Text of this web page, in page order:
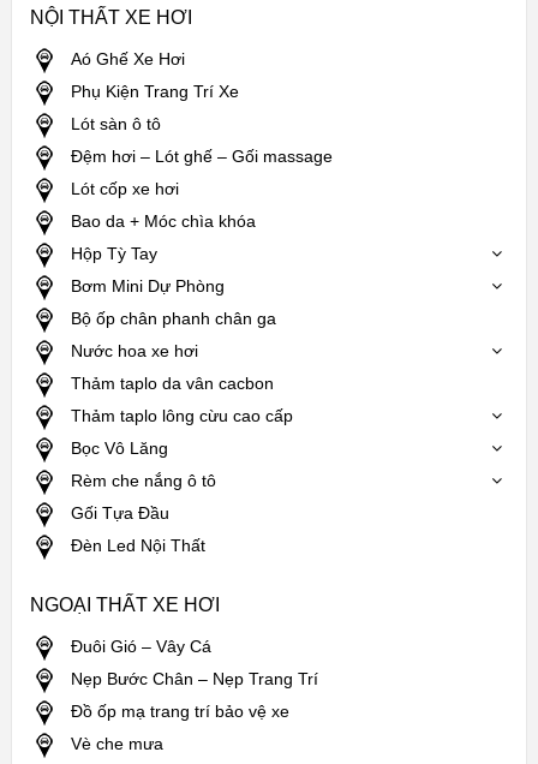
NỘI THẤT XE HƠI
Aó Ghế Xe Hơi
Phụ Kiện Trang Trí Xe
Lót sàn ô tô
Đệm hơi – Lót ghế – Gối massage
Lót cốp xe hơi
Bao da + Móc chìa khóa
Hộp Tỳ Tay
Bơm Mini Dự Phòng
Bộ ốp chân phanh chân ga
Nước hoa xe hơi
Thảm taplo da vân cacbon
Thảm taplo lông cừu cao cấp
Bọc Vô Lăng
Rèm che nắng ô tô
Gối Tựa Đầu
Đèn Led Nội Thất
NGOẠI THẤT XE HƠI
Đuôi Gió – Vây Cá
Nẹp Bước Chân – Nẹp Trang Trí
Đồ ốp mạ trang trí bảo vệ xe
Vè che mưa